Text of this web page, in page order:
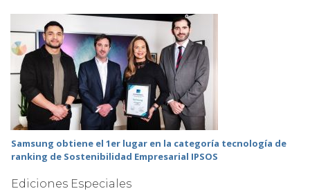
Samsung obtiene el 1er lugar en la categoría tecnología de
ranking de Sostenibilidad Empresarial IPSOS
Ediciones Especiales